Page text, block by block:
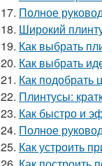
17. Полное
18. Широкий
19. Как выбрать
20. Как выбрать
21. Как подобрать
22. Плинтусы:
23. Как быстро и
24. Полное
25. Как устроить